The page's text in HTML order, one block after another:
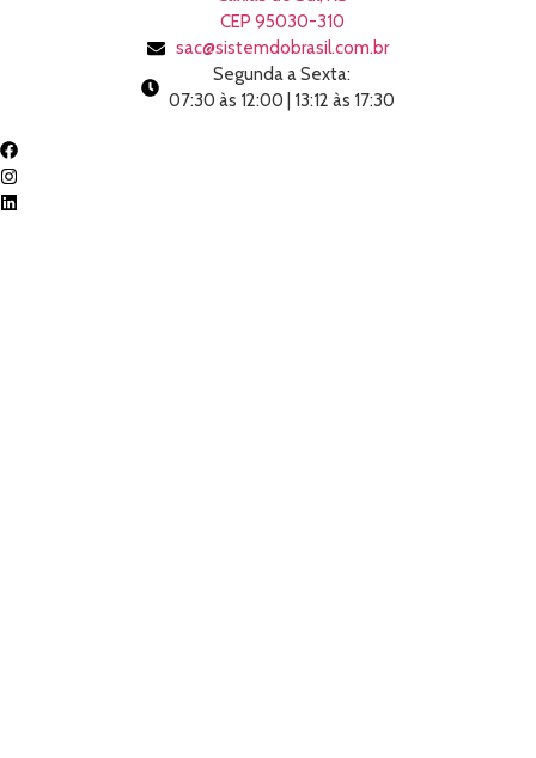
CEP 95030-310
sac@sistemdobrasil.com.br
Segunda a Sexta:
07:30 às 12:00 | 13:12 às 17:30